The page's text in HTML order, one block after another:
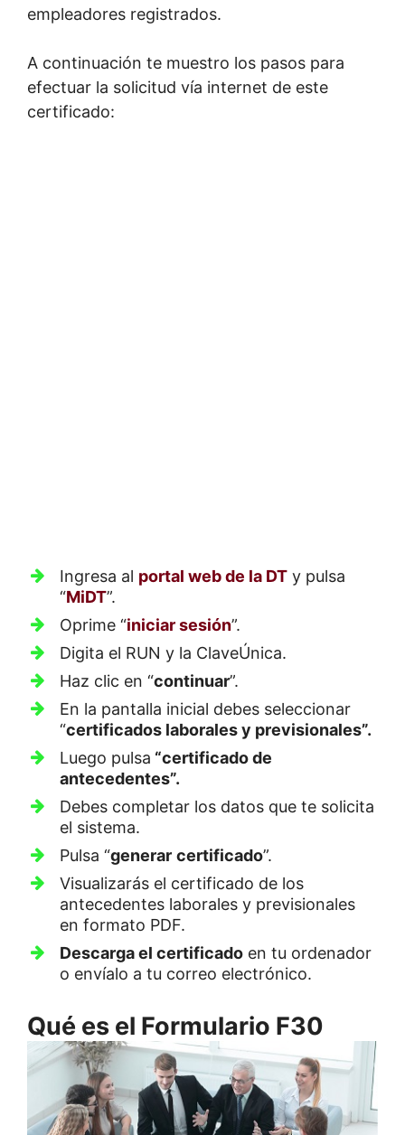
empleadores registrados.
A continuación te muestro los pasos para
efectuar la solicitud vía internet de este
certificado:
Ingresa al portal web de la DT y pulsa
“MiDT”.
Oprime “iniciar sesión”.
Digita el RUN y la ClaveÚnica.
Haz clic en “continuar”.
En la pantalla inicial debes seleccionar
“certificados laborales y previsionales”.
Luego pulsa “certificado de
antecedentes”.
Debes completar los datos que te solicita
el sistema.
Pulsa “generar certificado”.
Visualizarás el certificado de los
antecedentes laborales y previsionales
en formato PDF.
Descarga el certificado en tu ordenador
o envíalo a tu correo electrónico.
Qué es el Formulario F30